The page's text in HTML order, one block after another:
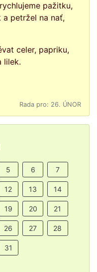
pažitku,
a petržel na nať,
celer, papriku,
lilek.
Rada pro: 26. ÚNOR
5 6 7
12 13 14
19 20 21
26 27 28
31